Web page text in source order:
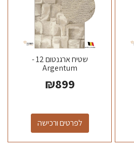
שטיח ארגנטום 12 -
Argentum
₪899
לפרטים ורכישה